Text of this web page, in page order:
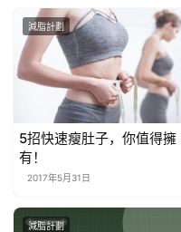
減脂計劃
5招快速瘦肚子，你值得擁
有！
2017年5月31日
減脂計劃